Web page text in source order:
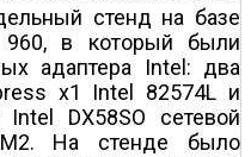
стенд на базе
в который были
адаптера Intel: два
x1 Intel 82574L и
DX58SO сетевой
На стенде было